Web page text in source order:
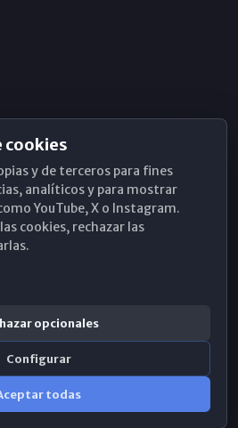
cookies
y de terceros para fines
analíticos y para mostrar
YouTube, X o Instagram.
cookies, rechazar las
opcionales
Configurar
todas